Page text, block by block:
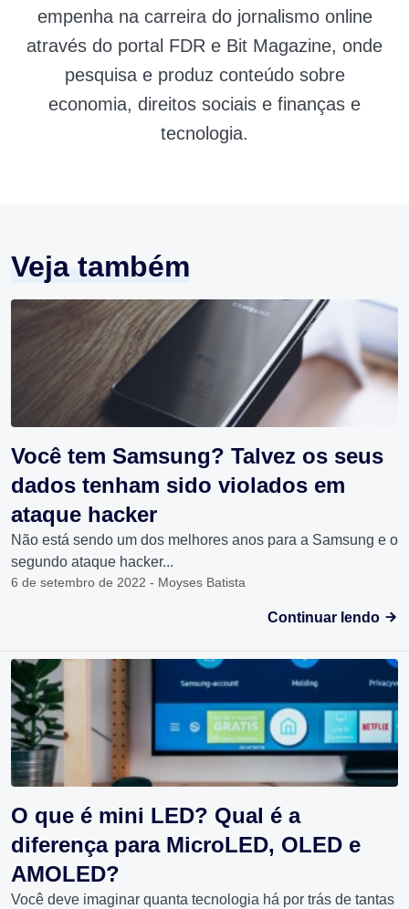
empenha na carreira do jornalismo online
através do portal FDR e Bit Magazine, onde
pesquisa e produz conteúdo sobre
economia, direitos sociais e finanças e
tecnologia.
Veja também
Você tem Samsung? Talvez os seus
dados tenham sido violados em
ataque hacker
Não está sendo um dos melhores anos para a Samsung e o
segundo ataque hacker...
6 de setembro de 2022 - Moyses Batista
Continuar lendo
O que é mini LED? Qual é a
diferença para MicroLED, OLED e
AMOLED?
Você deve imaginar quanta tecnologia há por trás de tantas